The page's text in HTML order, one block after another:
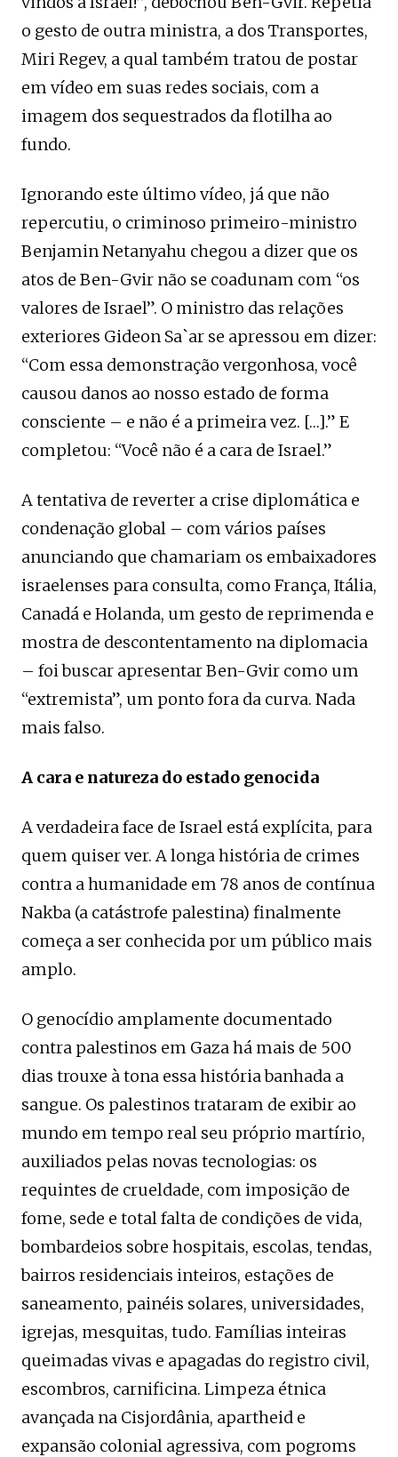
o gesto de outra ministra, a dos Transportes,
Miri Regev, a qual também tratou de postar
em vídeo em suas redes sociais, com a
imagem dos sequestrados da flotilha ao
fundo.
Ignorando este último vídeo, já que não
repercutiu, o criminoso primeiro-ministro
Benjamin Netanyahu chegou a dizer que os
atos de Ben-Gvir não se coadunam com “os
valores de Israel”. O ministro das relações
exteriores Gideon Sa`ar se apressou em dizer:
“Com essa demonstração vergonhosa, você
causou danos ao nosso estado de forma
consciente – e não é a primeira vez. […].” E
completou: “Você não é a cara de Israel.”
A tentativa de reverter a crise diplomática e
condenação global – com vários países
anunciando que chamariam os embaixadores
israelenses para consulta, como França, Itália,
Canadá e Holanda, um gesto de reprimenda e
mostra de descontentamento na diplomacia
– foi buscar apresentar Ben-Gvir como um
“extremista”, um ponto fora da curva. Nada
mais falso.
A cara e natureza do estado genocida
A verdadeira face de Israel está explícita, para
quem quiser ver. A longa história de crimes
contra a humanidade em 78 anos de contínua
Nakba (a catástrofe palestina) finalmente
começa a ser conhecida por um público mais
amplo.
O genocídio amplamente documentado
contra palestinos em Gaza há mais de 500
dias trouxe à tona essa história banhada a
sangue. Os palestinos trataram de exibir ao
mundo em tempo real seu próprio martírio,
auxiliados pelas novas tecnologias: os
requintes de crueldade, com imposição de
fome, sede e total falta de condições de vida,
bombardeios sobre hospitais, escolas, tendas,
bairros residenciais inteiros, estações de
saneamento, painéis solares, universidades,
igrejas, mesquitas, tudo. Famílias inteiras
queimadas vivas e apagadas do registro civil,
escombros, carnificina. Limpeza étnica
avançada na Cisjordânia, apartheid e
expansão colonial agressiva, com pogroms